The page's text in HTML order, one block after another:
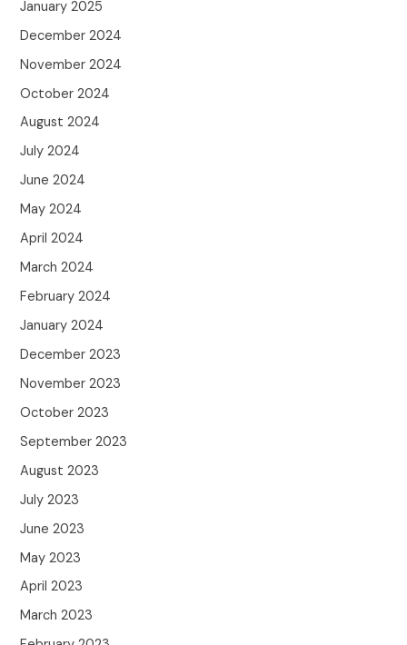
January 2025
December 2024
November 2024
October 2024
August 2024
July 2024
June 2024
May 2024
April 2024
March 2024
February 2024
January 2024
December 2023
November 2023
October 2023
September 2023
August 2023
July 2023
June 2023
May 2023
April 2023
March 2023